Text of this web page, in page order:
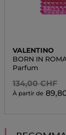
VALENTINO
BORN IN
EXTRADOSE
Parfum
134,00 CHF
À partir de